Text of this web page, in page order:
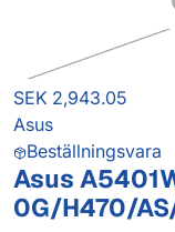
SEK 2,943.05
Asus
Beställningsvara
Asus
0G/H470/